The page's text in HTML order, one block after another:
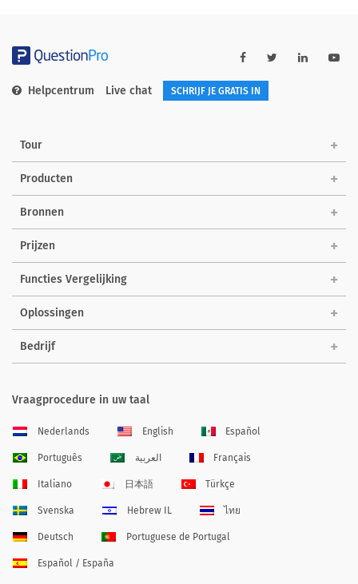
Helpcentrum Live chat SCHRIJF JE GRATIS IN
Tour
Producten
Bronnen
Prijzen
Functies Vergelijking
Oplossingen
Bedrijf
Vraagprocedure in uw taal
Nederlands English Español
Português العربية Français
Italiano 日本語 Türkçe
Svenska Hebrew IL ไทย
Deutsch Portuguese de Portugal
Español / España